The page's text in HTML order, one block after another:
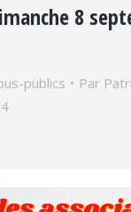
8
publics Par